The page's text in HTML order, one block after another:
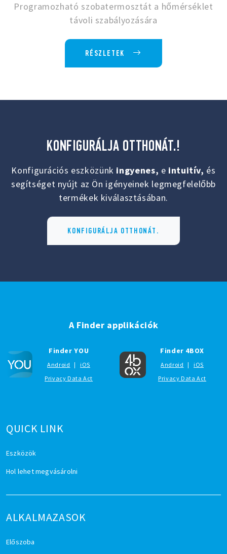
Programozható szobatermosztát a hőmérséklet
távoli szabályozására
RÉSZLETEK
KONFIGURÁLJA OTTHONÁT.!
Konfigurációs eszközünk ingyenes, e intuitív, és
segítséget nyújt az Ön igényeinek legmegfelelőbb
termékek kiválasztásában.
KONFIGURÁLJA OTTHONÁT.
QUICK LINK
Eszközök
Hol lehet megvásárolni
ALKALMAZASOK
Előszoba
A Finder applikációk
Finder YOU
Android |
iOS
Privacy Data Act
Finder 4BOX
Android |
iOS
Privacy Data Act